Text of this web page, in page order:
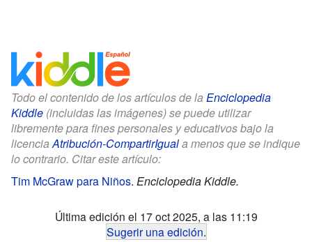
Todo el contenido de los artículos de la Enciclopedia
Kiddle (incluidas las imágenes) se puede utilizar
libremente para fines personales y educativos bajo la
licenciaAtribución-CompartirIguala menos que se indique
lo contrario. Citar este artículo:
Tim McGraw para Niños. Enciclopedia Kiddle.
Última edición el 17 oct 2025, a las 11:19
Sugerir una edición.